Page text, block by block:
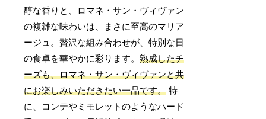
醇な香りと、ロマネ・サン・ヴィヴァン
の複雑な味わいは、まさに至高のマリア
ージュ。贅沢な組み合わせが、特別な日
の食卓を華やかに彩ります。熟成したチ
ーズも、ロマネ・サン・ヴィヴァンと共
にお楽しみいただきたい一品です。 特
に、コンテやミモレットのようなハード